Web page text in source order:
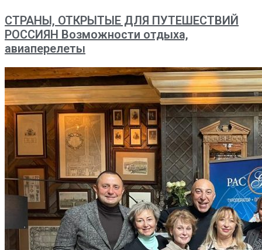
СТРАНЫ, ОТКРЫТЫЕ ДЛЯ ПУТЕШЕСТВИЙ
РОССИЯН Возможности отдыха,
авиаперелеты